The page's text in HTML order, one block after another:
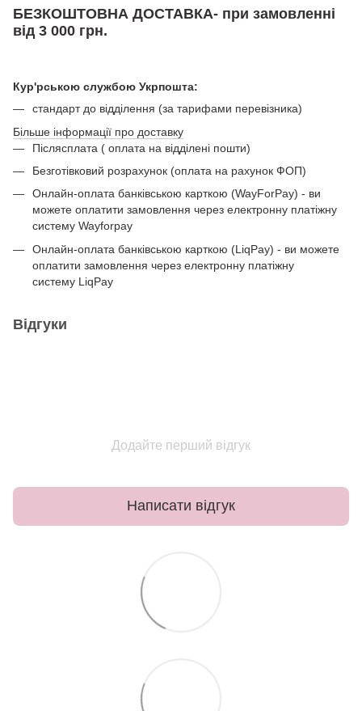
БЕЗКОШТОВНА ДОСТАВКА- при замовленні
від 3 000 грн.
Кур'рською службою Укрпошта:
стандарт до відділення (за тарифами перевізника)
Більше інформації про доставку
Післясплата ( оплата на відділені пошти)
Безготівковий розрахунок (оплата на рахунок ФОП)
Онлайн-оплата банківською карткою (WayForPay) - ви
можете оплатити замовлення через електронну платіжну
систему Wayforpay
Онлайн-оплата банківською карткою (LiqPay) - ви можете
оплатити замовлення через електронну платіжну
систему LiqPay
Відгуки
Додайте перший відгук
Написати відгук